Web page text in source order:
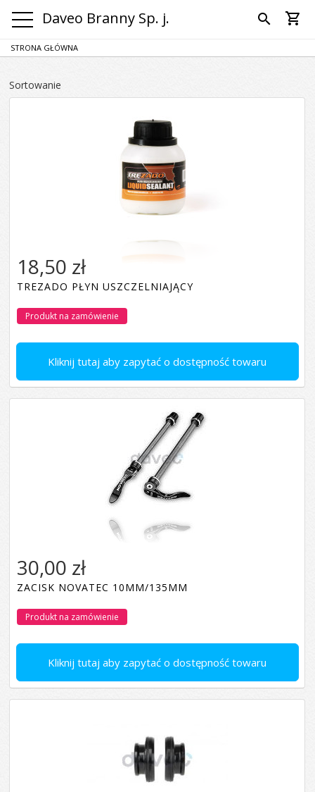
Daveo Branny Sp. j. search shopping_cart
STRONA GŁÓWNA
Sortowanie
Kliknij tutaj aby zapytać o dostępność towaru
18,50 zł
TREZADO PŁYN USZCZELNIAJĄCY
Produkt na zamówienie
Kliknij tutaj aby zapytać o dostępność towaru
30,00 zł
ZACISK NOVATEC 10MM/135MM
Produkt na zamówienie